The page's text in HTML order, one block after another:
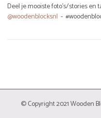
Deel je mooiste foto's/stories en
@woodenblocksnl -
© Copyright 2021 Wooden